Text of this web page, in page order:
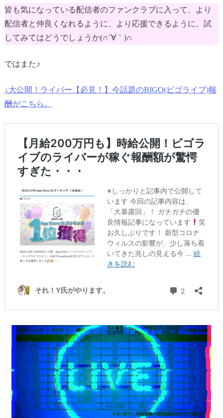
皆も気になっている配信者のファンクラブに入って、より
配信者と仲良くなれるように、より応援できるように、試
してみてはどうでしょうか(∩´∀｀)∩
ではまた♪
↓大公開！ライバー【必見！】今話題のBIGO(ビゴライブ)報
酬がこちら。